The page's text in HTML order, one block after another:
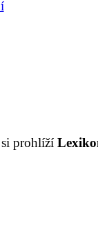
prohlíží